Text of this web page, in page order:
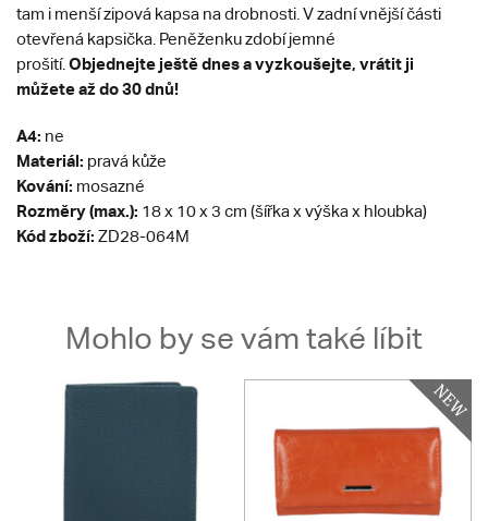
tam i menší zipová kapsa na drobnosti. V zadní vnější části
otevřená kapsička. Peněženku zdobí jemné
prošití. Objednejte ještě dnes a vyzkoušejte, vrátit ji
můžete až do 30 dnů!
A4: ne
Materiál: pravá kůže
Kování: mosazné
Rozměry (max.): 18 x 10 x 3 cm (šířka x výška x hloubka)
Kód zboží: ZD28-064M
Mohlo by se vám také líbit